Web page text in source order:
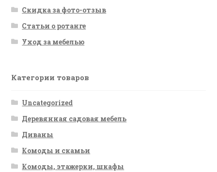
Скидка за фото-отзыв
Статьи о ротанге
Уход за мебелью
Категории товаров
Uncategorized
Деревянная садовая мебель
Диваны
Комоды и скамьи
Комоды, этажерки, шкафы